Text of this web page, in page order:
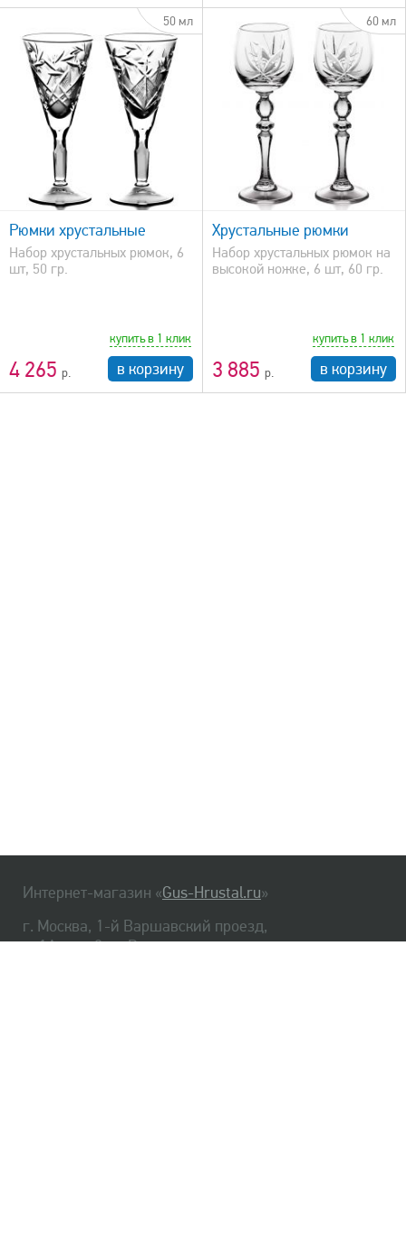
50 мл
Рюмки хрустальные
Набор хрустальных рюмок, 6
шт, 50 гр.
4 265
купить в 1 клик
в корзину
60 мл
быстрый просмотр
Хрустальные рюмки
Набор хрустальных рюмок на
высокой ножке, 6 шт, 60 гр.
3 885
купить в 1 клик
в корзину
Интернет-магазин «Gus-Hrustal.ru»
г. Москва, 1-й Варшавский проезд,
д. 1А, стр. 3, м. Варшавская